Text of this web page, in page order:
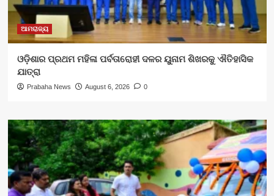
ଆମରାଜ୍ୟ
ଓଡ଼ିଶାର ପ୍ରଥମ ମହିଳା ପର୍ବତାରୋହୀ ଦଳର ୟୁନାମ ଶିଖରକୁ ଐତିହାସିକ
ଯାତ୍ରା
Prabaha News August 6, 2026 0